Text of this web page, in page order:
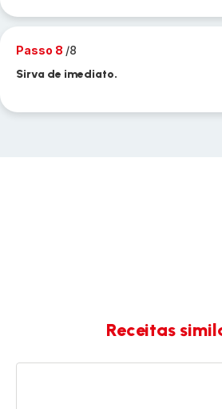
Passo 8 /8
Sirva de imediato.
Receitas